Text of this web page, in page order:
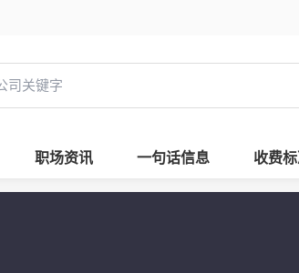
职场资讯 一句话信息 收费